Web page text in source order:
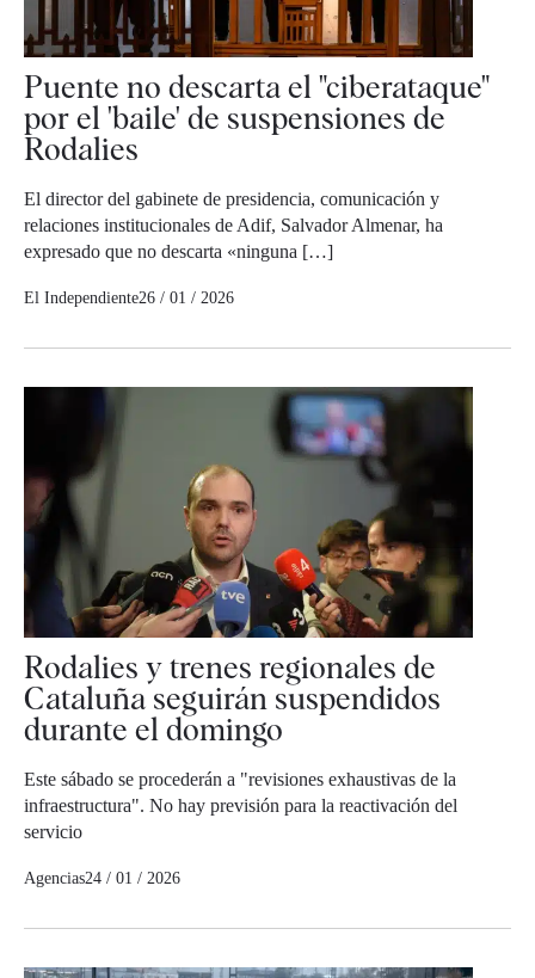
Puente no descarta el "ciberataque"
por el 'baile' de suspensiones de
Rodalies
El director del gabinete de presidencia, comunicación y
relaciones institucionales de Adif, Salvador Almenar, ha
expresado que no descarta «ninguna […]
El Independiente26 / 01 / 2026
Rodalies y trenes regionales de
Cataluña seguirán suspendidos
durante el domingo
Este sábado se procederán a "revisiones exhaustivas de la
infraestructura". No hay previsión para la reactivación del
servicio
Agencias24 / 01 / 2026